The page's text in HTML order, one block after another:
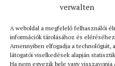
verwalten
A weboldal a megfelelő felhasználói
információk tárolásához és
Amennyiben elfogadja a technológiát,
látogatói viselkedések alapján
Ha nem egyezik bele vagy
Korábbi